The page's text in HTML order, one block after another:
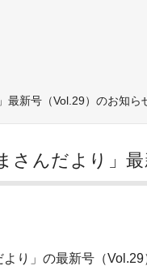
最新号（Vol.29）のお知ら
さんだより」
り」の最新号（Vol.29